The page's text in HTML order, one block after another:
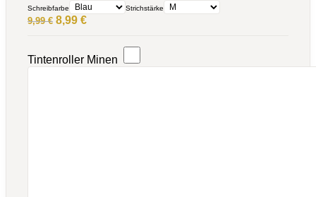
Schreibfarbe Strichstärke
9,99€ Ursprünglicher
9,99 €
8,99 €Aktueller
8,99 €.
Tintenroller Minen